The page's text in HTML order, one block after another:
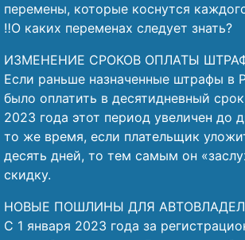
перемены, которые коснутся
‼️О каких переменах следует знать?
ИЗМЕНЕНИЕ СРОКОВ ОПЛАТЫ
Если раньше назначенные штрафы в
было оплатить в десятидневный
2023 года этот период увеличен до
то же время, если плательщик
десять дней, то тем самым он
скидку.
НОВЫЕ ПОШЛИНЫ ДЛЯ
С 1 января 2023 года за